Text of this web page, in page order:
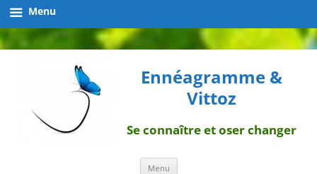
Ennéagramme &
Vittoz
Se connaître et oser changer
Menu Aller
Menu